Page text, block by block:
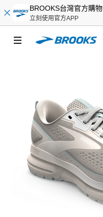
BROOKS台灣官方購物
立刻使用官方APP